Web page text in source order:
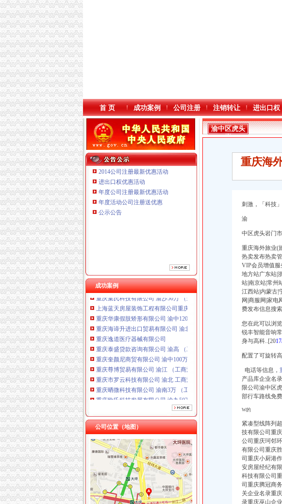
首 页 成功案例 公司注册 注销转让 进出口权
2014公司注册最新优惠活动
进出口权优惠活动
年度公司注册最新优惠活动
年度活动公司注册送优惠
公示公告
成功案例
重庆海谛升进出口贸易有限公司 渝北100万 （进出口权）
重庆逸道医疗器械有限公司
重庆晒微科技有限公司 渝南3万 （工商注册）
重庆欧氏科技发展有限公司 渝九50万 （进出口权）
重庆集氏科技有限公司 渝沙50万 （进出口权）
上海蓝天房屋装饰工程有限公司重庆分公司 渝北 （工商注册）
重庆华康假肢矫形有限公司 渝中120万 （增资）
重庆海谛升进出口贸易有限公司 渝北100万 （进出口权）
重庆逸道医疗器械有限公司
重庆泰盛贷款咨询有限公司 渝高 （工商注册）
重庆奎颜尼商贸有限公司 渝中100万 （工商注册）
重庆尊博贸易有限公司 渝江 （工商注册）
重庆市罗云科技有限公司 渝北 工商注册
重庆晒微科技有限公司 渝南3万 （工商注册）
重庆欧氏科技发展有限公司 渝九50万 （进出口权）
重庆集氏科技有限公司 渝沙50万 （进出口权）
上海蓝天房屋装饰工程有限公司重庆分公司 渝北 （工商注册）
重庆华康假肢矫形有限公司 渝中120万 （增资）
公司位置（地图）
渝中区虎头岩
现房！现房！渝中区虎头岩揽江雅苑小洋房在售！,渝中区经纬大道虎
高九路.虎头岩_渝中区租房_渝房网
渝中区虎头
岩
重庆海
刺激，「科技
渝
中区虎头岩门
重庆海外旅业(
热卖发布热卖
VIP会员增值
地方站广东站|
站|南京站|常州
江西站|内蒙古|
网|商服网|家电
费发布信息搜
您在此可以浏
锐丰智能音响
身与高科..[20
配置了可旋转
电话等信息，
产品库企业名
限公司渝中区
部行车路线免
W的
紧凑型线阵列
技有限公司重
公司重庆珂邻
有限公司重庆
司重庆小厨港
安房屋经纪有
科技有限公司
司重庆腾冠商
关企业名录重
录重庆巫山企